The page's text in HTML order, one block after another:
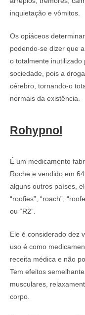
inquietação e vômitos.
Os opiáceos
podendo-se dizer que
o totalmente
sociedade, pois a
cérebro, tornando-o
normais da existência.
Rohypnol
É um medicamento
Roche e vendido em
alguns outros países,
“roofies”, “roach”,
ou “R2”.
Ele é considerado dez
uso é como
receita médica e não
Tem efeitos
musculares,
corpo.